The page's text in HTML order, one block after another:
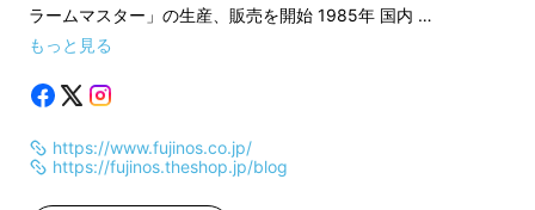
本格調理が楽しめる無駄をそぎ落としたシンプ
ルなフライパン』です。
ラームマスター」の生産、販売を開始 1985年 国内 …
もっと見る
https://www.fujinos.co.jp/
https://fujinos.theshop.jp/blog